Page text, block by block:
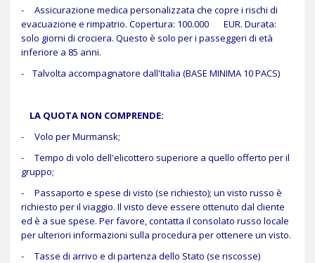
- Assicurazione medica personalizzata che copre i rischi di
evacuazione e rimpatrio. Copertura: 100.000 EUR. Durata:
solo giorni di crociera. Questo è solo per i passeggeri di età
inferiore a 85 anni.
- Talvolta accompagnatore dall'Italia (BASE MINIMA 10 PACS)
LA QUOTA NON COMPRENDE:
- Volo per Murmansk;
- Tempo di volo dell'elicottero superiore a quello offerto per il
gruppo;
- Passaporto e spese di visto (se richiesto); un visto russo è
richiesto per il viaggio. Il visto deve essere ottenuto dal cliente
ed è a sue spese. Per favore, contatta il consolato russo locale
per ulteriori informazioni sulla procedura per ottenere un visto.
- Tasse di arrivo e di partenza dello Stato (se riscosse)